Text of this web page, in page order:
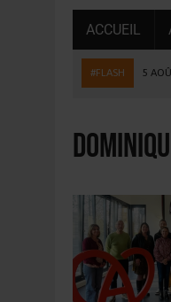
ACCUEIL
#FLASH 5
4 AOÛT 2026
3 AOÛT 2026 |
31 JUILLET 2026
30 JUILLET 2026
5 AOÛT 2026